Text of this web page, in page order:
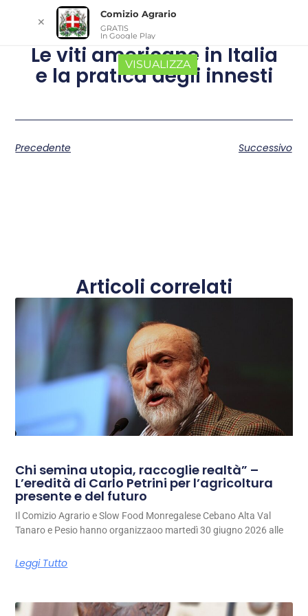
Le viti americane in Italia
e la pratica degli innesti
Precedente Successivo
Articoli correlati
Chi semina utopia, raccoglie realtà” –
L’eredità di Carlo Petrini per l’agricoltura
presente e del futuro
Il Comizio Agrario e Slow Food Monregalese Cebano Alta Val
Tanaro e Pesio hanno organizzaoo martedì 30 giugno 2026 alle
Leggi Tutto
✕
Comizio Agrario
GRATIS
In Google Play
VISUALIZZA